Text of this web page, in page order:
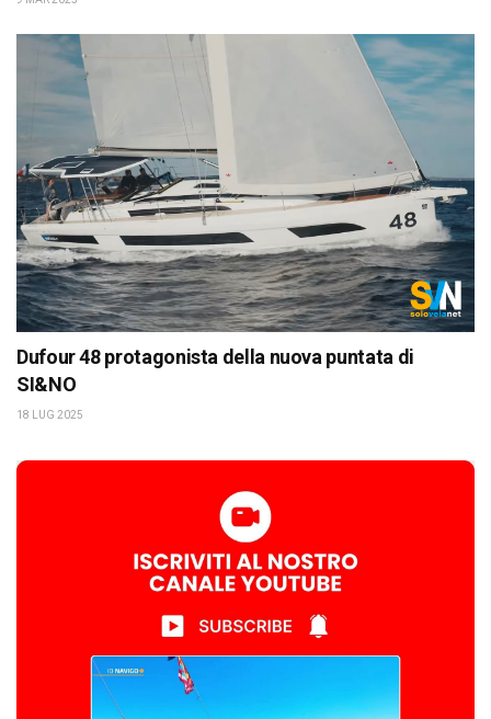
Dufour 48 protagonista della nuova puntata di
SI&NO
18 LUG 2025